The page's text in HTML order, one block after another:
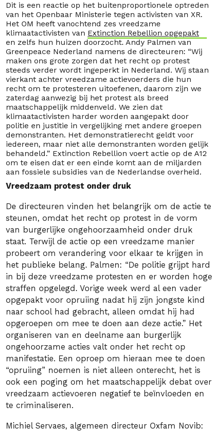
Dit is een reactie op het buitenproportionele optreden
van het Openbaar Ministerie tegen activisten van XR.
Het OM heeft vanochtend zes vreedzame
klimaatactivisten van Extinction Rebellion opgepakt
en zelfs hun huizen doorzocht. Andy Palmen van
Greenpeace Nederland namens de directeuren: “Wij
maken ons grote zorgen dat het recht op protest
steeds verder wordt ingeperkt in Nederland. Wij staan
vierkant achter vreedzame actievoerders die hun
recht om te protesteren uitoefenen, daarom zijn we
zaterdag aanwezig bij het protest als breed
maatschappelijk middenveld. We zien dat
klimaatactivisten harder worden aangepakt door
politie en justitie in vergelijking met andere groepen
demonstranten. Het demonstratierecht geldt voor
iedereen, maar niet alle demonstranten worden gelijk
behandeld.” Extinction Rebellion voert actie op de A12
om te eisen dat er een einde komt aan de miljarden
aan fossiele subsidies van de Nederlandse overheid.
Vreedzaam protest onder druk
De directeuren vinden het belangrijk om de actie te
steunen, omdat het recht op protest in de vorm
van burgerlijke ongehoorzaamheid onder druk
staat. Terwijl de actie op een vreedzame manier
probeert om verandering voor elkaar te krijgen in
het publieke belang. Palmen: “De politie grijpt hard
in bij deze vreedzame protesten en er worden hoge
straffen opgelegd. Vorige week werd al een vader
opgepakt voor opruiing nadat hij zijn jongste kind
naar school had gebracht, alleen omdat hij had
opgeroepen om mee te doen aan deze actie.” Het
organiseren van en deelname aan burgerlijk
ongehoorzame acties valt onder het recht op
manifestatie. Een oproep om hieraan mee te doen
“opruiing” noemen is niet alleen onterecht, het is
ook een poging om het maatschappelijk debat over
vreedzaam actievoeren negatief te beïnvloeden en
te criminaliseren.
Michiel Servaes, algemeen directeur Oxfam Novib: